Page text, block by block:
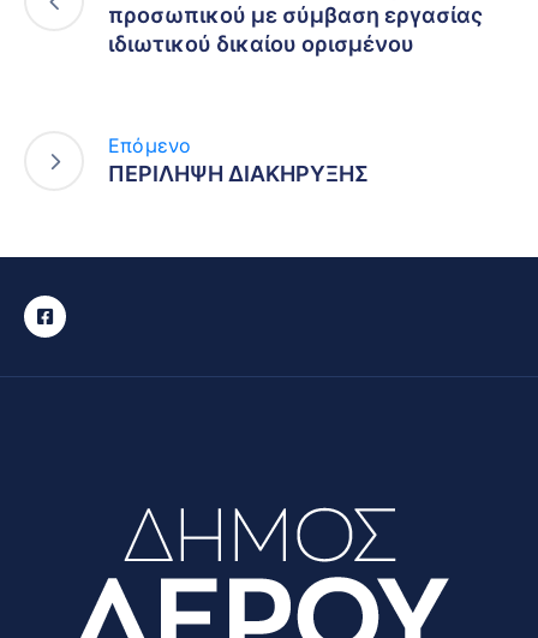
προσωπικού με σύμβαση εργασίας
ιδιωτικού δικαίου ορισμένου
Επόμενο
ΠΕΡΙΛΗΨΗ ΔΙΑΚΗΡΥΞΗΣ